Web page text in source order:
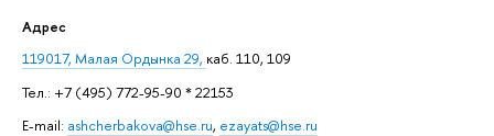
Адрес
119017, Малая Ордынка 29, каб. 110, 109
Тел.: +7 (495) 772-95-90 * 22153
E-mail: ashcherbakova@hse.ru, ezayats@hse.ru